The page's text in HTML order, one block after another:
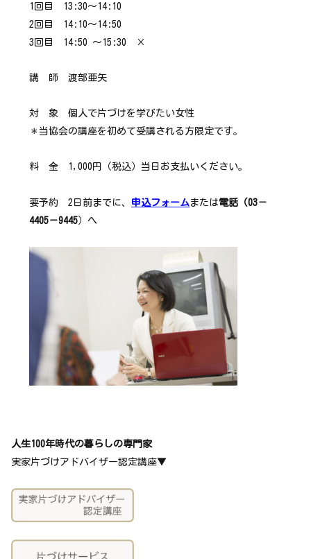
1回目 13:30～14:10
2回目 14:10～14:50
3回目 14:50 ～15:30 ×
講 師 渡部亜矢
対 象 個人で片づけを学びたい女性
＊当協会の講座を初めて受講される方限定です。
料 金 1,000円（税込）当日お支払いください。
要予約 2日前までに、 申込フォーム または電話（03－
4405－9445）へ
人生100年時代の暮らしの専門家
実家片づけアドバイザー認定講座▼